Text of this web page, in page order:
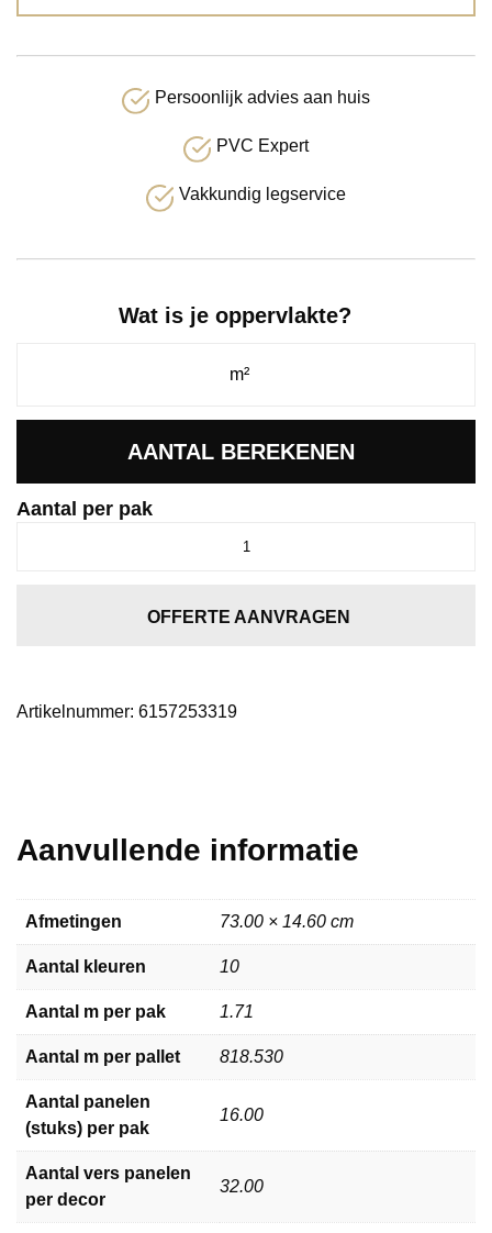
Persoonlijk advies aan huis
PVC Expert
Vakkundig legservice
Wat is je oppervlakte?
AANTAL BEREKENEN
Aantal per pak
OFFERTE AANVRAGEN
Artikelnummer: 6157253319
Aanvullende informatie
Afmetingen 73.00 × 14.60 cm
Aantal kleuren 10
Aantal m per pak 1.71
Aantal m per pallet 818.530
Aantal panelen
(stuks) per pak
16.00
Aantal vers panelen
per decor
32.00